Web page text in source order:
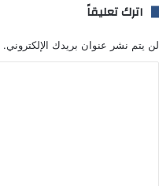
اترك تعليقاً
لن يتم نشر عنوان بريدك الإلكتروني.